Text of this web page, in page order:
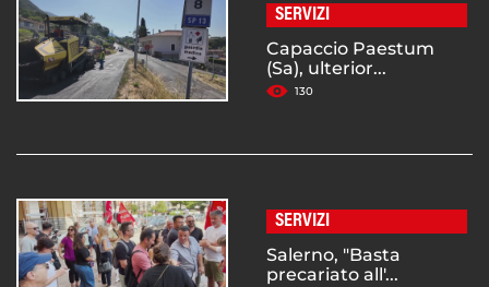
SERVIZI
Capaccio Paestum
(Sa), ulterior...
130
SERVIZI
Salerno, "Basta
precariato all'...